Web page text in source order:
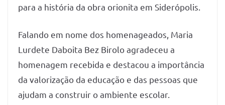
para a história da obra orionita em Siderópolis.
Falando em nome dos homenageados, Maria
Lurdete Daboita Bez Birolo agradeceu a
homenagem recebida e destacou a importância
da valorização da educação e das pessoas que
ajudam a construir o ambiente escolar.